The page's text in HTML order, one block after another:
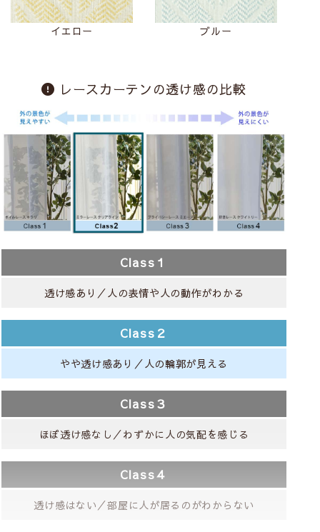
イエロー ブルー
レースカーテンの透け感の比較
Class１
透け感あり／人の表情や人の動作がわかる
Class２
やや透け感あり／人の輪郭が見える
Class３
ほぼ透け感なし／わずかに人の気配を感じる
Class４
透け感はない／部屋に人が居るのがわからない